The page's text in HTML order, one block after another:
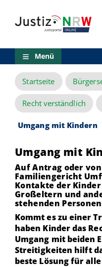
Inhalt
(Sprungmarken)
Menü
Zur
Suche
Zur
NRW-
Entscheidungssuche
Zur
Hauptnavigation
Zum
Inhalt
Zu
ausgewählten
Links
zu
einzelnen
Seiten
Menü
Startseite
Recht verständlich
Umgang mit Kindern
Umgang mit
Auf Antrag oder
Familiengericht
Kontakte der
Großeltern und
stehenden
Kommt es zu einer
haben Kinder das
Umgang mit beiden
Streitigkeiten hilft
beste Lösung für